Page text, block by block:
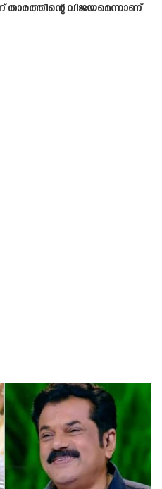
താരത്തിന്റെ വിജയമെന്നാണ്